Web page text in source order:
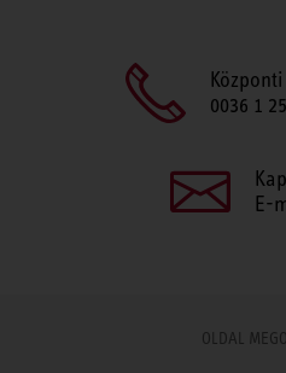
0036 1
E-
OLDAL